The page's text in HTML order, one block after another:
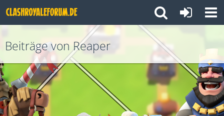
Beiträge von Reaper